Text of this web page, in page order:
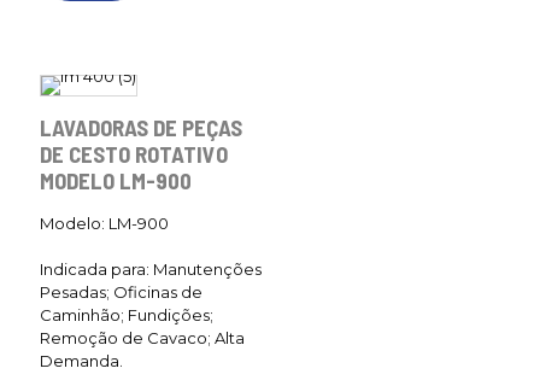
LAVADORAS DE PEÇAS
DE CESTO ROTATIVO
MODELO LM-900
Modelo: LM-900
Indicada para: Manutenções
Pesadas; Oficinas de
Caminhão; Fundições;
Remoção de Cavaco; Alta
Demanda.